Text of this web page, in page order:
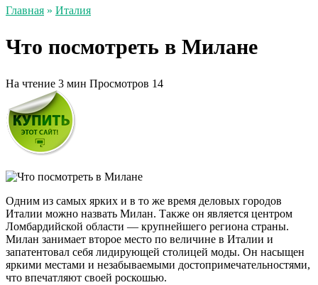
Главная » Италия
Что посмотреть в Милане
На чтение 3 мин Просмотров 14
Одним из самых ярких и в то же время деловых городов
Италии можно назвать Милан. Также он является центром
Ломбардийской области — крупнейшего региона страны.
Милан занимает второе место по величине в Италии и
запатентовал себя лидирующей столицей моды. Он насыщен
яркими местами и незабываемыми достопримечательностями,
что впечатляют своей роскошью.